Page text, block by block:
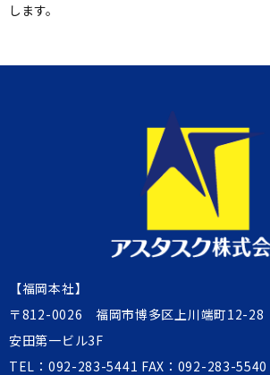
します。
【福岡本社】
〒812-0026 福岡市博多区上川端町12-28
安田第一ビル3F
TEL： 092-283-5441 FAX：092-283-5540